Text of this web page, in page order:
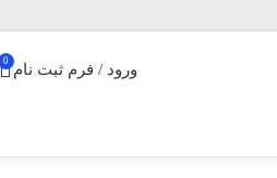
ورود / فرم ثبت نام 0